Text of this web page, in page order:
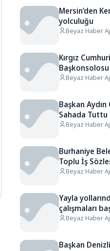
Mersin’den
yolculuğu
Beyaz Haber
Kırgız
Özdemir’i
Beyaz Haber
Başkan Aydın
Sahada Tuttu
Beyaz Haber
Burhaniye
Toplu İş
Beyaz Haber
Yayla
çalışmaları
Beyaz Haber
Başkan